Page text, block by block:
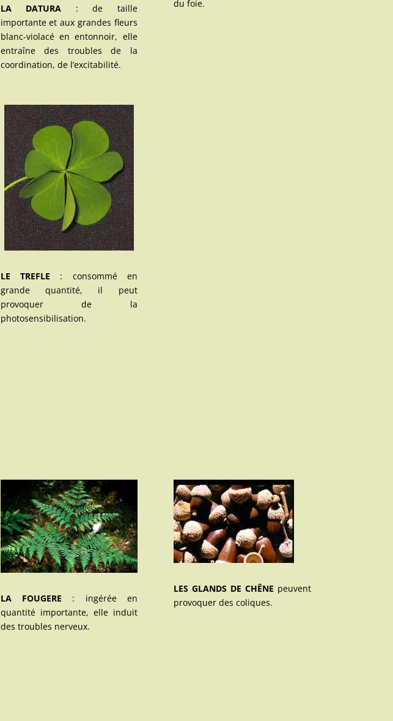
LA DATURA : de taille
importante et aux grandes fleurs
blanc-violacé en entonnoir, elle
entraîne des troubles de la
coordination, de l’excitabilité.
du foie.
LE TREFLE : consommé en
grande quantité, il peut
provoquer de la
photosensibilisation.
LA FOUGERE : ingérée en
quantité importante, elle induit
des troubles nerveux.
LES GLANDS DE CHÊNE peuvent
provoquer des coliques.